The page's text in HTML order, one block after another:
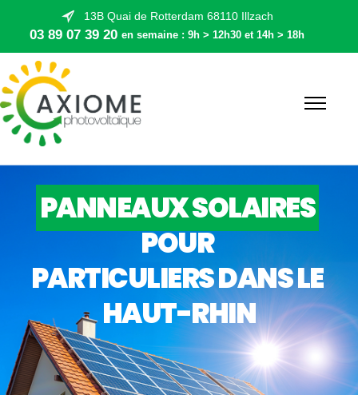
13B Quai de Rotterdam 68110 Illzach
03 89 07 39 20 en semaine : 9h > 12h30 et 14h > 18h
PANNEAUX SOLAIRES
POUR
PARTICULIERS DANS LE
HAUT-RHIN